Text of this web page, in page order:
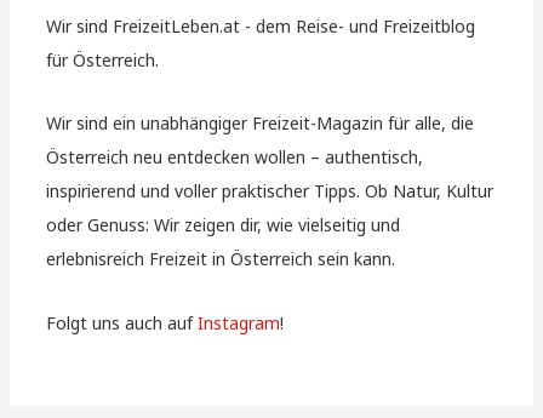
Wir sind FreizeitLeben.at - dem Reise- und Freizeitblog
für Österreich.
Wir sind ein unabhängiger Freizeit-Magazin für alle, die
Österreich neu entdecken wollen – authentisch,
inspirierend und voller praktischer Tipps. Ob Natur, Kultur
oder Genuss: Wir zeigen dir, wie vielseitig und
erlebnisreich Freizeit in Österreich sein kann.
Folgt uns auch aufInstagram!